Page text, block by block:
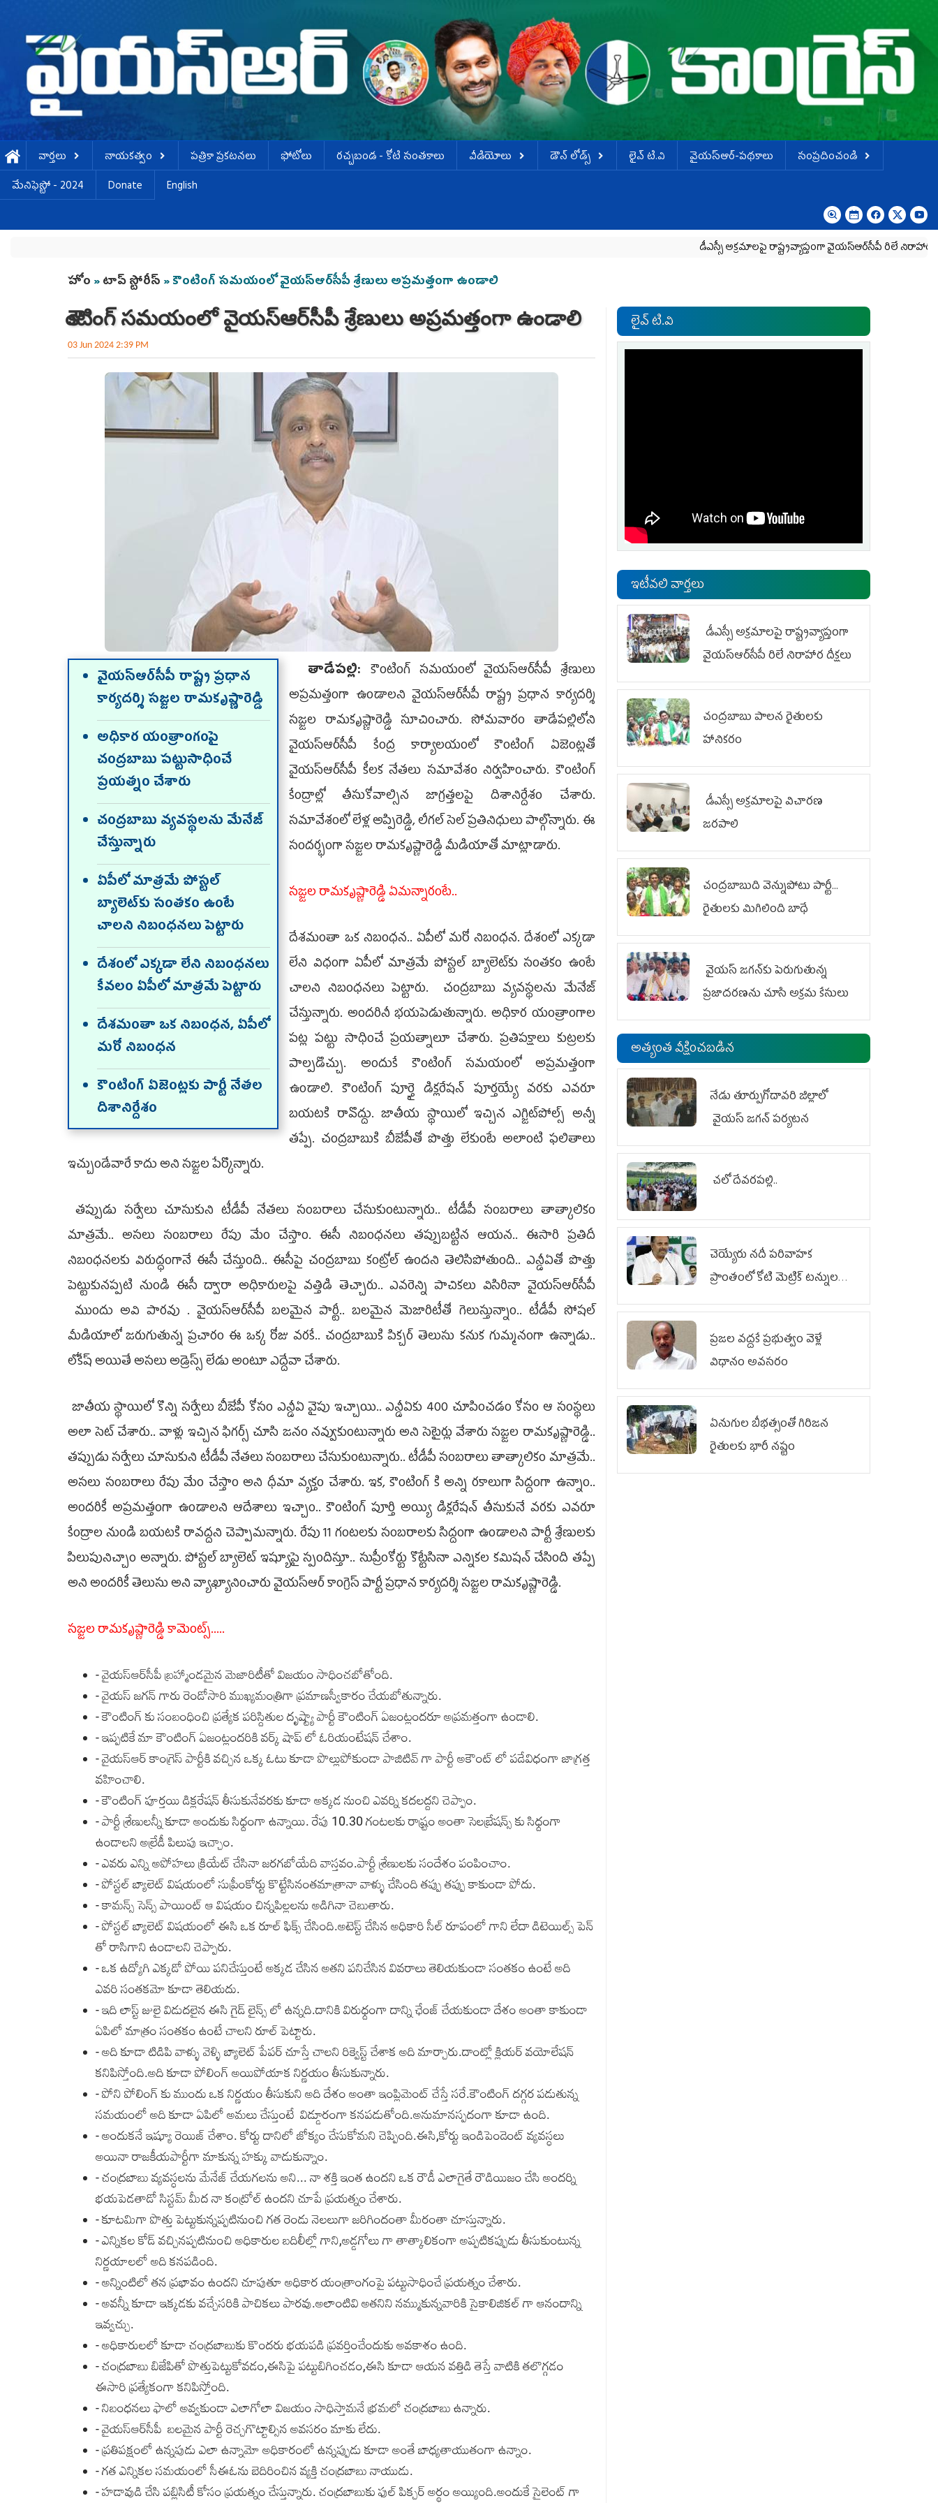
వార్తలు నాయకత్వం పత్రికా ప్రకటనలు ఫోటోలు ర‌చ్చ‌బండ‌ - కోటి సంత‌కాలు వీడియోలు డౌన్ లోడ్స్ లైవ్ టి.వి వైయస్ఆర్-పథకాలు
సంప్రదించండి
మేనిఫెస్టో - 2024
Donate English
డీఎస్సీ అక్రమాలపై రాష్ట్రవ్యాప్తంగా వైయ‌స్ఆర్‌సీపీ రిలే నిరాహార దీక్షలు
You are here
హోం »టాప్ స్టోరీస్ » కౌంటింగ్‌ సమయంలో వైయస్‌ఆర్‌సీపీ శ్రేణులు అప్రమత్తంగా ఉండాలి
కౌంటింగ్‌ సమయంలో వైయస్‌ఆర్‌సీపీ శ్రేణులు అప్రమత్తంగా ఉండాలి
03 Jun 2024 2:39 PM
వైయస్‌ఆర్‌సీపీ రాష్ట్ర ప్రధాన
కార్యదర్శి సజ్జల రామకృష్ణారెడ్డి
అధికార యంత్రాంగంపై
చంద్రబాబు పట్టుసాధించే
ప్రయత్నం చేశారు
చంద్రబాబు వ్యవస్థలను మేనేజ్‌
చేస్తున్నారు
ఏపీలో మాత్రమే పోస్టల్‌
బ్యాలెట్‌కు సంతకం ఉంటే
చాలని నిబంధనలు పెట్టారు
దేశంలో ఎక్కడా లేని నిబంధనలు
కేవలం ఏపీలో మాత్రమే పెట్టారు
దేశమంతా ఒక నిబంధన, ఏపీలో
మరో నిబంధన
కౌంటింగ్‌ ఏజెంట్లకు పార్టీ నేతల
దిశానిర్దేశం
తాడేపల్లి: కౌంటింగ్‌ సమయంలో వైయస్‌ఆర్‌సీపీ శ్రేణులు
అప్రమత్తంగా ఉండాలని వైయస్‌ఆర్‌సీపీ రాష్ట్ర ప్రధాన కార్యదర్శి
సజ్జల రామకృష్ణారెడ్డి సూచించారు. సోమవారం తాడేపల్లిలోని
వైయస్‌ఆర్‌సీపీ కేంద్ర కార్యాలయంలో కౌంటింగ్‌ ఏజెంట్లతో
వైయస్‌ఆర్‌సీపీ కీలక నేతలు సమావేశం నిర్వహించారు. కౌంటింగ్‌
కేంద్రాల్లో తీసుకోవాల్సిన జాగ్రత్తలపై దిశానిర్దేశం చేశారు.
సమావేశంలో లేళ్ల అప్పిరెడ్డి, లీగల్‌ సెల్‌ ప్రతినిధులు పాల్గొన్నారు. ఈ
సంద‌ర్భంగా స‌జ్జ‌ల రామ‌కృష్ణారెడ్డి మీడియాతో మాట్లాడారు.
స‌జ్జ‌ల రామ‌కృష్ణారెడ్డి ఏమ‌న్నారంటే..
దేశమంతా ఒక నిబంధన.. ఏపీలో మరో నిబంధన. దేశంలో ఎక్కడా
లేని విధంగా ఏపీలో మాత్రమే పోస్టల్‌ బ్యాలెట్‌కు సంతకం ఉంటే
చాలని నిబంధనలు పెట్టారు. చంద్రబాబు వ్యవస్థలను మేనేజ్‌
చేస్తున్నారు. అందరినీ భయపెడుతున్నారు. అధికార యంత్రాంగాల
పట్ల పట్టు సాధించే ప్రయత్నాలూ చేశారు. ప్రతిపక్షాలు కుట్రలకు
పాల్పడొచ్చు. అందుకే కౌంటింగ్‌ సమయంలో అప్రమత్తంగా
ఉండాలి. కౌంటింగ్‌ పూర్తై డిక్లరేషన్‌ పూర్తయ్యే వరకు ఎవరూ
బయటకి రావొద్దు. జాతీయ స్థాయిలో ఇచ్చిన ఎగ్జిట్‌పోల్స్‌ అన్నీ
తప్పే. చంద్రబాబుకి బీజేపీతో పొత్తు లేకుంటే అలాంటి ఫలితాలు
ఇచ్చుండేవారే కాదు అని సజ్జల పేర్కొన్నారు.
తప్పుడు సర్వేలు చూసుకుని టీడీపీ నేతలు సంబరాలు చేసుకుంటున్నారు.. టీడీపీ సంబరాలు తాత్కాలికం
మాత్రమే.. అసలు సంబరాలు రేపు మేం చేస్తాం. ఈసీ నిబంధనలు తప్పుబట్టిన ఆయన.. ఈసారి ప్రతిదీ
నిబంధనలకు విరుద్ధంగానే ఈసీ చేస్తుంది.. ఈసీపై చంద్రబాబు కంట్రోల్ ఉందని తెలిసిపోతుంది.. ఎన్డీఏతో పొత్తు
పెట్టుకునప్పటి నుండి ఈసీ ద్వారా అధికారులపై వత్తిడి తెచ్చారు.. ఎవరెన్ని పాచికలు విసిరినా వైయ‌స్ఆర్‌సీపీ
ముందు అవి పారవు . వైయ‌స్ఆర్‌సీపీ బలమైన పార్టీ.. బలమైన మెజారిటీతో గెలుస్తున్నాం.. టీడీపీ సోషల్
మీడియాలో జరుగుతున్న ప్రచారం ఈ ఒక్క రోజు వరకే.. చంద్రబాబుకి పిక్చర్ తెలుసు కనుక గుమ్మనంగా ఉన్నాడు..
లోకేష్ అయితే అసలు అడ్రెస్స్ లేడు అంటూ ఎద్దేవా చేశారు.
జాతీయ స్థాయిలో కొన్ని సర్వేలు బీజేపీ కోసం ఎన్డీఏ వైపు ఇచ్చాయి.. ఎన్డీఏకు 400 చూపించడం కోసం ఆ సంస్థలు
అలా సెట్ చేశారు.. వాళ్లు ఇచ్చిన ఫిగర్స్ చూసి జనం నవ్వుకుంటున్నారు అని సెటైర్లు వేశారు సజ్జల రామకృష్ణారెడ్డి..
తప్పుడు సర్వేలు చూసుకుని టీడీపీ నేతలు సంబరాలు చేసుకుంటున్నారు.. టీడీపీ సంబరాలు తాత్కాలికం మాత్రమే..
అసలు సంబరాలు రేపు మేం చేస్తాం అని ధీమా వ్యక్తం చేశారు. ఇక, కౌంటింగ్ కి అన్ని రకాలుగా సిద్దంగా ఉన్నాం..
అందరికీ అప్రమత్తంగా ఉండాలని ఆదేశాలు ఇచ్చాం.. కౌంటింగ్ పూర్తి అయ్యి డిక్లరేషన్ తీసుకునే వరకు ఎవరూ
కేంద్రాల నుండి బయటకి రావద్దని చెప్పామన్నారు. రేపు 11 గంటలకు సంబరాలకు సిద్దంగా ఉండాలని పార్టీ శ్రేణులకు
పిలుపునిచ్చాం అన్నారు. పోస్టల్‌ బ్యాలెట్‌ ఇష్యూపై స్పందిస్తూ.. సుప్రీంకోర్టు కొట్టేసినా ఎన్నికల కమిషన్‌ చేసింది తప్పే
అని అందరికీ తెలుసు అని వ్యాఖ్యానించారు వైయ‌స్‌ఆర్‌ కాంగ్రెస్‌ పార్టీ ప్రధాన కార్యదర్శి సజ్జల రామకృష్ణారెడ్డి.
సజ్జల రామకృష్ణారెడ్డి కామెంట్స్.....
- వైయస్ఆర్‌సీపీ బ్రహ్మాండమైన మెజారిటీతో విజయం సాధించబోతోంది.
- వైయస్ జగన్ గారు రెండోసారి ముఖ్యమంత్రిగా ప్రమాణస్వీకారం చేయబోతున్నారు.
- కౌంటింగ్ కు సంబంధించి ప్రత్యేక పరిస్దితుల దృష్ట్యా పార్టీ కౌంటింగ్ ఏజంట్లందరూ అప్రమత్తంగా ఉండాలి.
- ఇప్పటికే మా కౌంటింగ్ ఏజంట్లందరికి వర్క్ షాప్ లో ఓరియంటేషన్ చేశాం.
- వైయస్ఆర్‌ కాంగ్రెస్ పార్టీకి వచ్చిన ఒక్క ఓటు కూడా పొల్లుపోకుండా పాజిటివ్ గా పార్టీ అకౌంట్ లో పడేవిధంగా జాగ్రత్త
వహించాలి.
- కౌంటింగ్ పూర్తయి డిక్లరేషన్ తీసుకునేవరకు కూడా అక్కడ నుంచి ఎవర్ని కదలద్దని చెప్పాం.
- పార్టీ శ్రేణులన్నీ కూడా అందుకు సిధ్దంగా ఉన్నాయి. రేపు 10.30 గంటలకు రాష్ర్టం అంతా సెలబ్రేషన్స్ కు సిధ్దంగా
ఉండాలని అల్రేడీ పిలుపు ఇచ్చాం.
- ఎవరు ఎన్ని అపోహలు క్రియేట్ చేసినా జరగబోయేది వాస్తవం.పార్టీ శ్రేణులకు సందేశం పంపించాం.
- పోస్టల్ బ్యాలెట్ విషయంలో సుప్రీంకోర్టు కొట్టేసినంతమాత్రానా వాళ్ళు చేసింది తప్పు తప్పు కాకుండా పోదు.
- కామన్స్ సెన్స్ పాయింట్ ఆ విషయం చిన్నపిల్లలను అడిగినా చెబుతారు.
- పోస్టల్ బ్యాలెట్ విషయంలో ఈసి ఒక రూల్ ఫిక్స్ చేసింది.అటెస్ట్ చేసిన అధికారి సీల్ రూపంలో గాని లేదా డిటెయిల్స్ పెన్
తో రాసిగాని ఉండాలని చెప్పారు.
- ఒక ఉద్యోగి ఎక్కడో పోయి పనిచేస్తుంటే అక్కడ చేసిన అతని పనిచేసిన వివరాలు తెలియకుండా సంతకం ఉంటే అది
ఎవరి సంతకమో కూడా తెలియదు.
- ఇది లాస్ట్ జులై విడుదలైన ఈసి గైడ్ లైన్స్ లో ఉన్నది.దానికి విరుధ్దంగా దాన్ని ఛేంజ్ చేయకుండా దేశం అంతా కాకుండా
ఏపిలో మాత్రం సంతకం ఉంటే చాలని రూల్ పెట్టారు.
- అది కూడా టిడిపి వాళ్ళు వెళ్ళి బ్యాలెట్ పేపర్ చూస్తే చాలని రిక్వెస్ట్ చేశాక అది మార్చారు.దాంట్లో క్లియర్ వయోలేషన్
కనిపిస్తోంది.అది కూడా పోలింగ్ అయిపోయాక నిర్ణయం తీసుకున్నారు.
- పోని పోలింగ్ కు ముందు ఒక నిర్ణయం తీసుకుని అది దేశం అంతా ఇంప్లిమెంట్ చేస్తే సరే.కౌంటింగ్ దగ్గర పడుతున్న
సమయంలో అది కూడా ఏపిలో అమలు చేస్తుంటే విడ్డూరంగా కనపడుతోంది.అనుమానస్పదంగా కూడా ఉంది.
- అందుకనే ఇష్యూ రెయిజ్ చేశాం. కోర్టు దానిలో జోక్యం చేసుకోమని చెప్పింది.ఈసి,కోర్టు ఇండిపెండెంట్ వ్యవస్ధలు
అయినా రాజకీయపార్టీగా మాకున్న హక్కు వాడుకున్నాం.
- చంద్రబాబు వ్యవస్ధలను మేనేజ్ చేయగలను అని... నా శక్తి ఇంత ఉందని ఒక రౌడీ ఎలాగైతే రౌడియిజం చేసి అందర్ని
భయపెడతాడో సిస్టమ్ మీద నా కంట్రోల్ ఉందని చూపే ప్రయత్నం చేశారు.
- కూటమిగా పొత్తు పెట్టుకున్నప్పటినుంచి గత రెండు నెలలుగా జరిగిందంతా మీరంతా చూస్తున్నారు.
- ఎన్నికల కోడ్ వచ్చినప్పటినుంచి అధికారుల బదిలీల్లో గాని,అడ్డగోలు గా తాత్కాలికంగా అప్పటికప్పుడు తీసుకుంటున్న
నిర్ణయాలలో అది కనపడింది.
- అన్నింటిలో తన ప్రభావం ఉందని చూపుతూ అధికార యంత్రాంగంపై పట్టుసాధించే ప్రయత్నం చేశారు.
- అవన్నీ కూడా ఇక్కడకు వచ్చేసరికి పాచికలు పారవు.అలాంటివి అతనిని నమ్ముకున్నవారికి సైకాలిజికల్ గా ఆనందాన్ని
ఇవ్వచ్చు.
- అధికారులలో కూడా చంద్రబాబుకు కొందరు భయపడి ప్రవర్తించేందుకు అవకాశం ఉంది.
- చంద్రబాబు బిజేపితో పొత్తుపెట్టుకోవడం,ఈసిపై పట్టుబిగించడం,ఈసి కూడా ఆయన వత్తిడి తెస్తే వాటికి తలొగ్గడం
ఈసారి ప్రత్యేకంగా కనిపిస్తోంది.
- నిబంధనలు ఫాలో అవ్వకుండా ఎలాగోలా విజయం సాధిస్తామనే భ్రమలో చంద్రబాబు ఉన్నారు.
- వైయస్ఆర్‌సీపీ బలమైన పార్టీ రెచ్చగొట్టాల్సిన అవసరం మాకు లేదు.
- ప్రతిపక్షంలో ఉన్నపుడు ఎలా ఉన్నామో అధికారంలో ఉన్నప్పుడు కూడా అంతే బాధ్యతాయుతంగా ఉన్నాం.
- గత ఎన్నికల సమయంలో సీఈఓను బెదిరించిన వ్యక్తి చంద్రబాబు నాయుడు.
- హడావుడి చేసి పబ్లిసిటీ కోసం ప్రయత్నం చేస్తున్నారు. చంద్రబాబుకు ఫుల్ పిక్చర్ అర్థం అయ్యింది.అందుకే సైలెంట్ గా
లైవ్ టి.వి
ఇటీవలి వార్తలు
డీఎస్సీ అక్రమాలపై రాష్ట్రవ్యాప్తంగా
వైయ‌స్ఆర్‌సీపీ రిలే నిరాహార దీక్షలు
చంద్రబాబు పాలన రైతులకు
హానికరం
డీఎస్సీ అక్రమాలపై విచారణ
జరపాలి
చంద్రబాబుది వెన్నుపోటు పార్టీ...
రైతులకు మిగిలింది బాధే
వైయ‌స్ జగన్‌కు పెరుగుతున్న
ప్రజాదరణను చూసి అక్రమ కేసులు
అత్యంత వీక్షించబడిన
నేడు తూర్పుగోదావరి జిల్లాలో
వైయస్‌ జగన్‌ పర్యటన
చలో దేవరపల్లి..
చెయ్యేరు నదీ పరివాహక
ప్రాంతంలో కోటి మెట్రిక్ టన్నుల
ఇసుక అక్రమ రవాణా
ప్రజల వద్దకే ప్రభుత్వం వెళ్లే
విధానం అవసరం
ఏనుగుల బీభత్సంతో గిరిజన
రైతులకు భారీ నష్టం